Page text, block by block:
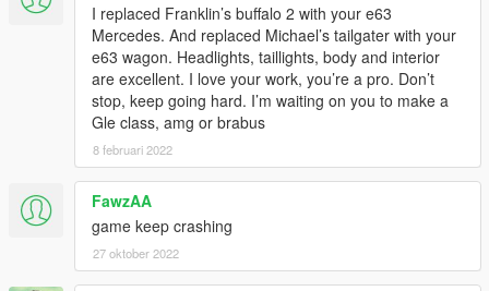
I replaced Franklin’s buffalo 2 with your e63
Mercedes. And replaced Michael’s tailgater with your
e63 wagon. Headlights, taillights, body and interior
are excellent. I love your work, you’re a pro. Don’t
stop, keep going hard. I’m waiting on you to make a
Gle class, amg or brabus
8 februari 2022
FawzAA
game keep crashing
27 oktober 2022